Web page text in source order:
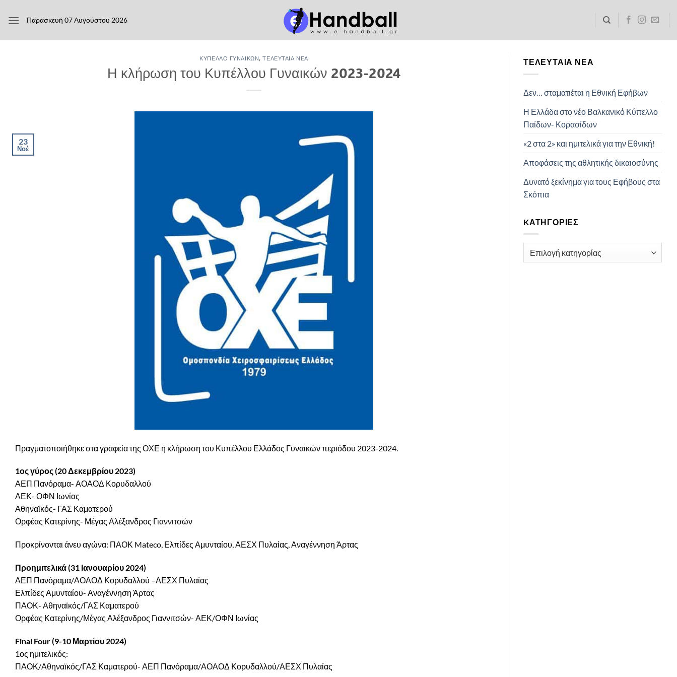
στο
Παρασκευή 07 Αυγούστου 2026
ΚΎΠΕΛΛΟ ΓΥΝΑΙΚΏΝ,ΤΕΛΕΥΤΑΊΑ ΝΈΑ
Η κλήρωση του Κυπέλλου Γυναικών 2023-2024
23
Νοέ
Πραγματοποιήθηκε στα γραφεία της ΟΧΕ η κλήρωση του Κυπέλλου Ελλάδος Γυναικών περιόδου 2023-2024.
1ος γύρος (20 Δεκεμβρίου 2023)
ΑΕΠ Πανόραμα- ΑΟΑΟΔ Κορυδαλλού
ΑΕΚ- ΟΦΝ Ιωνίας
Αθηναϊκός- ΓΑΣ Καματερού
Ορφέας Κατερίνης- Μέγας Αλέξανδρος Γιαννιτσών
Προκρίνονται άνευ αγώνα: ΠΑΟΚ Mateco, Ελπίδες Αμυνταίου, ΑΕΣΧ Πυλαίας, Αναγέννηση Άρτας
Προημιτελικά (31 Ιανουαρίου 2024)
ΑΕΠ Πανόραμα/ΑΟΑΟΔ Κορυδαλλού –ΑΕΣΧ Πυλαίας
Ελπίδες Αμυνταίου- Αναγέννηση Άρτας
ΠΑΟΚ- Αθηναϊκός/ΓΑΣ Καματερού
Ορφέας Κατερίνης/Μέγας Αλέξανδρος Γιαννιτσών- ΑΕΚ/ΟΦΝ Ιωνίας
Final Four (9-10 Μαρτίου 2024)
1ος ημιτελικός:
ΠΑΟΚ/Αθηναϊκός/ΓΑΣ Καματερού- ΑΕΠ Πανόραμα/ΑΟΑΟΔ Κορυδαλλού/ΑΕΣΧ Πυλαίας
ΤΕΛΕΥΤΑΊΑ ΝΈΑ
Δεν… σταματιέται η Εθνική Εφήβων
Η Ελλάδα στο νέο Βαλκανικό Κύπελλο
Παίδων- Κορασίδων
«2 στα 2» και ημιτελικά για την Εθνική!
Αποφάσεις της αθλητικής δικαιοσύνης
Δυνατό ξεκίνημα για τους Εφήβους στα
Σκόπια
KΑΤΗΓΟΡΊΕΣ
Kατηγορίες